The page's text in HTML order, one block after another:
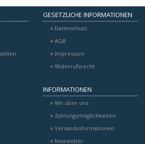
GESETZLICHE INFORMATIONEN
Datenschutz
AGB
Impressum
Widerrufsrecht
INFORMATIONEN
Wir über uns
Zahlungsmöglichkeiten
Versandinformationen
Newsletter